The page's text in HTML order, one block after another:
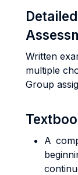
Written
multiple
Group
A